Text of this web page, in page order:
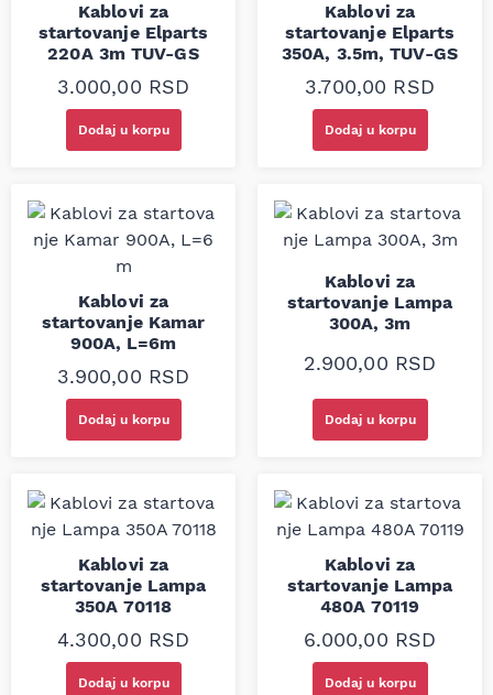
Kablovi za
startovanje Elparts
220A 3m TUV-GS
3.000,00 RSD
Dodaj u korpu
Kablovi za
startovanje Elparts
350A, 3.5m, TUV-GS
3.700,00 RSD
Dodaj u korpu
Kablovi za
startovanje Kamar
900A, L=6m
3.900,00 RSD
Dodaj u korpu
Kablovi za
startovanje Lampa
300A, 3m
2.900,00 RSD
Dodaj u korpu
Kablovi za
startovanje Lampa
350A 70118
4.300,00 RSD
Dodaj u korpu
Kablovi za
startovanje Lampa
480A 70119
6.000,00 RSD
Dodaj u korpu